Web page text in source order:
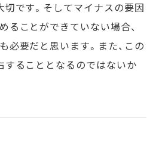
切です。そしてマイナスの要因
ることができていない場合、
必要だと思います。また、この
することとなるのではないか